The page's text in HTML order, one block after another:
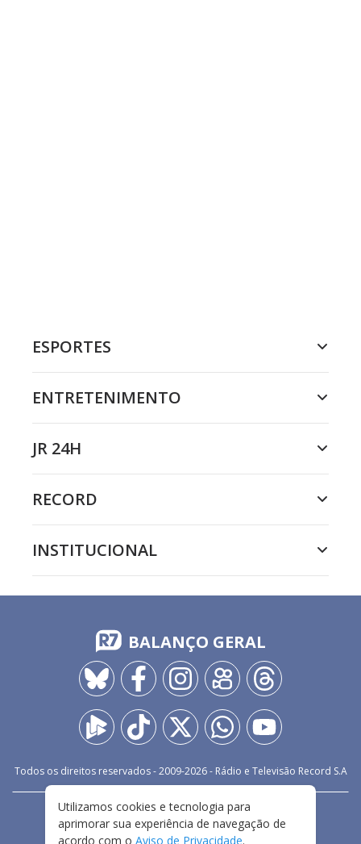
ESPORTES
ENTRETENIMENTO
JR 24H
RECORD
INSTITUCIONAL
BALANÇO GERAL
Todos os direitos reservados - 2009-2026- Rádio e Televisão Record S.A
FALE CONOSCO
PRIVACIDADE
TERMOS E CONDIÇÕES DE USO
Utilizamos cookies e tecnologia para
aprimorar sua experiência de navegação de
acordo com o Aviso de Privacidade.